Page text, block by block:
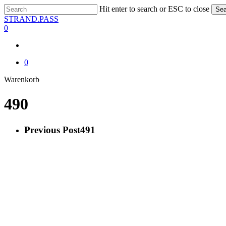
Skip
to
main
Hit enter to search or ESC to close
Close
Search
STRAND.PASS
0
0
WarenkorbClose
490
Previous Post491